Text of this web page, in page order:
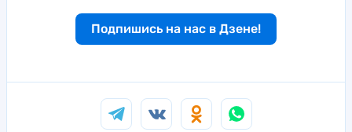
Подпишись на нас в Дзене!